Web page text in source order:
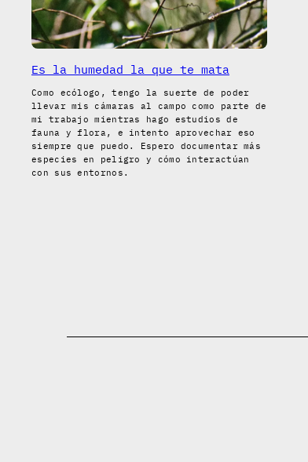
Es la humedad la que te mata
Como ecólogo, tengo la suerte de poder
llevar mis cámaras al campo como parte de
mi trabajo mientras hago estudios de
fauna y flora, e intento aprovechar eso
siempre que puedo. Espero documentar más
especies en peligro y cómo interactúan
con sus entornos.